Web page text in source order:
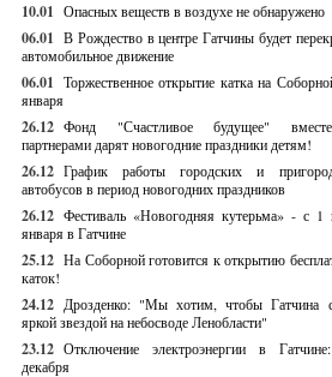
10.01 Опасных веществ в воздухе не обнаружено
06.01 В Рождество в центре Гатчины будет
автомобильное движение
06.01 Торжественное открытие катка на
января
26.12 Фонд "Счастливое будущее"
партнерами дарят новогодние праздники детям!
26.12 График работы городских и
автобусов в период новогодних праздников
26.12 Фестиваль «Новогодняя кутерьма» - с 1
января в Гатчине
25.12 На Соборной готовится к открытию
каток!
24.12 Дрозденко: "Мы хотим, чтобы Гатчина
яркой звездой на небосводе Ленобласти"
23.12 Отключение электроэнергии в
декабря